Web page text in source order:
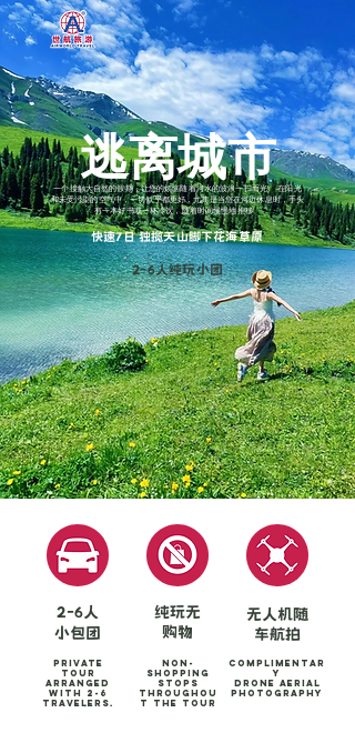
逃离城市
一个接触大自然的假期，让您的烦恼随着河水的波浪一扫而光。 在阳光
和未受污染的空气中，一切似乎都更好，尤其是当您在河边休息时，手头
有一本好书或一杯冷饮，随着时间慢慢地推移。
快速7日 独揽天山脚下花海草原
2-6人纯玩小团
2-6人
小包团
Private
tour
arranged
with 2-6
travelers.
纯玩无
购物
Non-
shopping
stops
throughou
t the tour
无人机随
车航拍
Complimentar
y
Drone aerial
photography